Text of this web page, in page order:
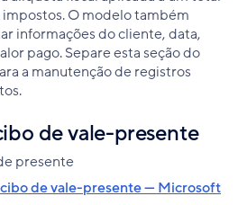
O modelo também
informações do cliente, data,
pago. Separe esta seção do
a manutenção de registros
de vale-presente
de vale-presente — Microsoft